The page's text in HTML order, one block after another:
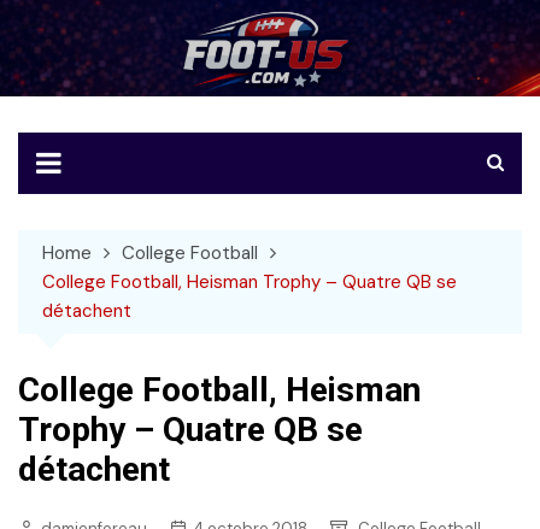
to
content
Foot-US
Le football américain en français
Home
College Football
College Football, Heisman Trophy – Quatre QB se
détachent
College Football, Heisman
Trophy – Quatre QB se
détachent